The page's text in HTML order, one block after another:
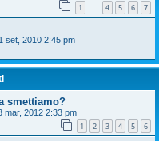
1 … 4 5 6 7
set, 2010 2:45 pm
smettiamo?
mar, 2012 2:33 pm
1 2 3 4 5 6